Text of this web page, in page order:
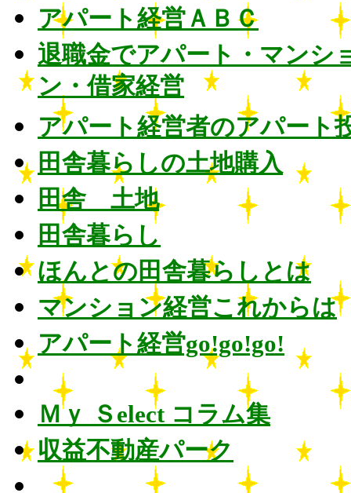
アパート経営ＡＢＣ
退職金でアパート・マンシ
ン・借家経営
アパート経営者のアパート
田舎暮らしの土地購入
田舎 土地
田舎暮らし
ほんとの田舎暮らしとは
マンション経営これからは
アパート経営go!go!go!
Ｍｙ Ｓelect コラム集
収益不動産パーク